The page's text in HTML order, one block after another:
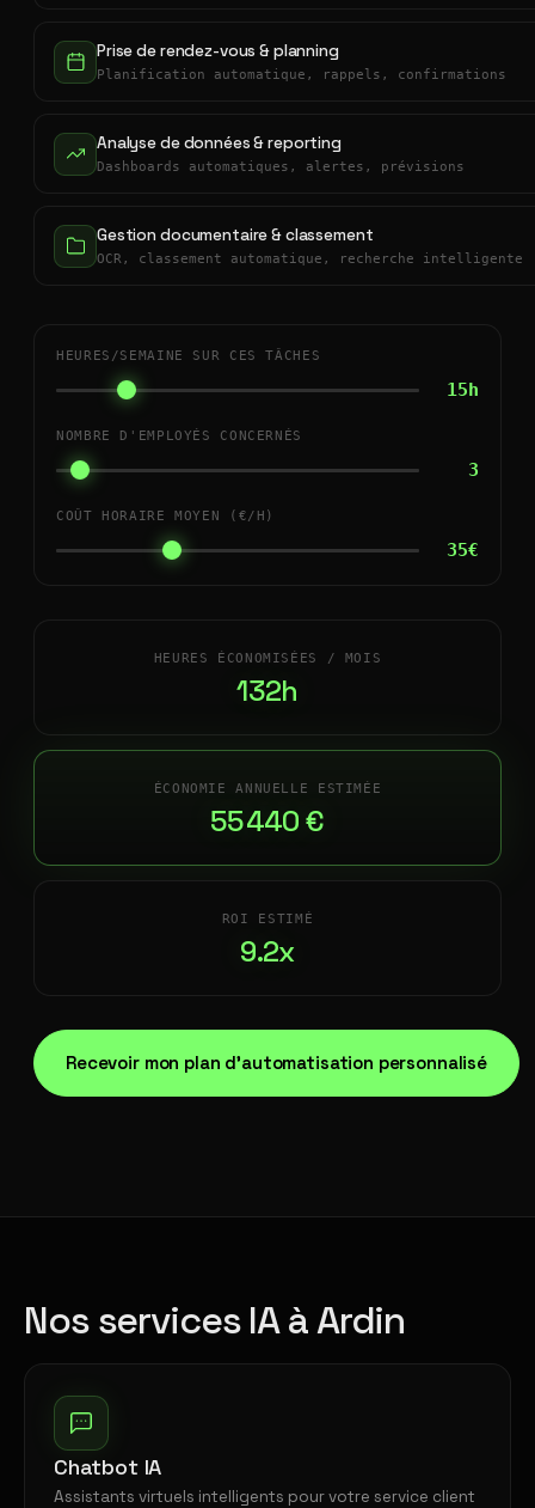
Prise de rendez-vous & planning
Planification automatique, rappels, confirmations
Analyse de données & reporting
Dashboards automatiques, alertes, prévisions
Gestion documentaire & classement
OCR, classement automatique, recherche intelligente
HEURES/SEMAINE SUR CES TÂCHES
15h
NOMBRE D'EMPLOYÉS CONCERNÉS
3
COÛT HORAIRE MOYEN (€/H)
35€
HEURES ÉCONOMISÉES / MOIS
132h
ÉCONOMIE ANNUELLE ESTIMÉE
55 440 €
ROI ESTIMÉ
9.2x
Recevoir mon plan d'automatisation personnalisé
Nos services IA à Ardin
Chatbot IA
Assistants virtuels intelligents pour votre service client